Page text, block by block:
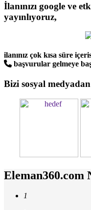
İlanınızı google ve
yayınlıyoruz,
ilanınız çok kısa süre
başvurular gelmeye
Bizi sosyal
Eleman360.com
1